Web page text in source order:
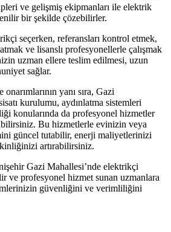
ve gelişmiş ekipmanları ile elektrik
bir şekilde çözebilirler.
seçerken, referansları kontrol etmek,
ve lisanslı profesyonellerle çalışmak
uzman ellere teslim edilmesi, uzun
sağlar.
yanı sıra, Gazi
kurulumu, aydınlatma sistemleri
konularında da profesyonel hizmetler
Bu hizmetlerle evinizin veya
güncel tutabilir, enerji maliyetlerinizi
artırabilirsiniz.
Gazi Mahallesi’nde elektrikçi
ve profesyonel hizmet sunan uzmanlara
güvenliğini ve verimliliğini